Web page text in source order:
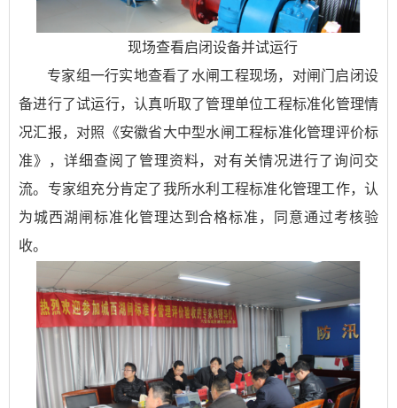
现场查看启闭设备并试运行
专家组一行实地查看了水闸工程现场，对闸门启闭设
备进行了试运行，认真听取了管理单位工程标准化管理情
况汇报，对照《安徽省大中型水闸工程标准化管理评价标
准》，详细查阅了管理资料，对有关情况进行了询问交
流。专家组充分肯定了我所水利工程标准化管理工作，认
为城西湖闸标准化管理达到合格标准，同意通过考核验
收。